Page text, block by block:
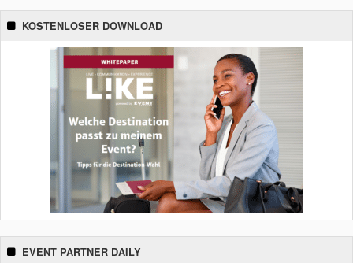
KOSTENLOSER DOWNLOAD
EVENT PARTNER DAILY